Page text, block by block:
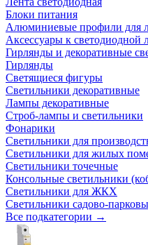
Блоки питания
Алюминиевые профили для
Аксессуары к светодиодной
Гирлянды и декоративные
Гирлянды
Светящиеся фигуры
Светильники декоративные
Лампы декоративные
Строб-лампы и светильники
Фонарики
Светильники для
Светильники для жилых
Светильники точечные
Консольные светильники
Светильники для ЖКХ
Светильники садово-
Все подкатегории →